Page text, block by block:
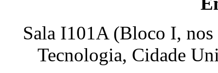
Sala I101A (Bloco I,
Tecnologia, Cidade